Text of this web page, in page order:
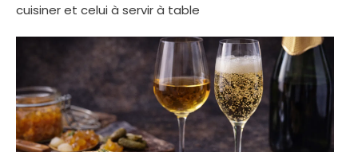
cuisiner et celui à servir à table